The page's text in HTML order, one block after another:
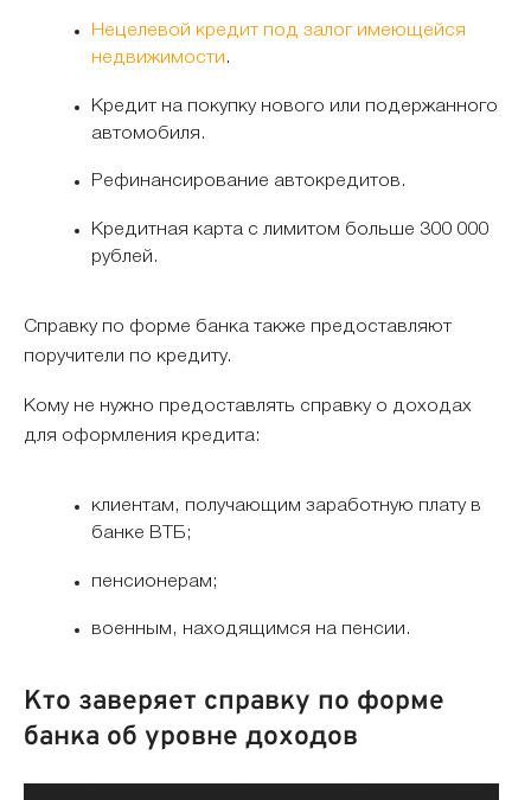
Нецелевой кредит под залог имеющейся
недвижимости .
Кредит на покупку нового или подержанного
автомобиля.
Рефинансирование автокредитов.
Кредитная карта с лимитом больше 300 000
рублей.
Справку по форме банка также предоставляют
поручители по кредиту.
Кому не нужно предоставлять справку о доходах
для оформления кредита:
клиентам, получающим заработную плату в
банке ВТБ;
пенсионерам;
военным, находящимся на пенсии.
Кто заверяет справку по форме
банка об уровне доходов